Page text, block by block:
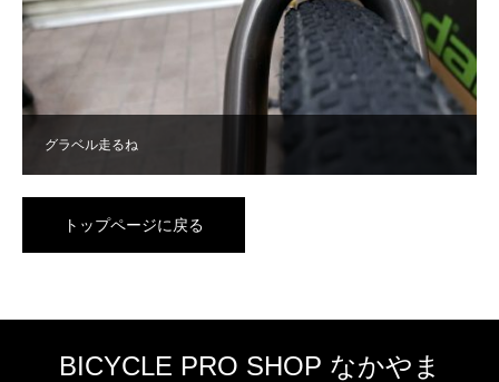
グラベル走るね
トップページに戻る
BICYCLE PRO SHOP なかやま